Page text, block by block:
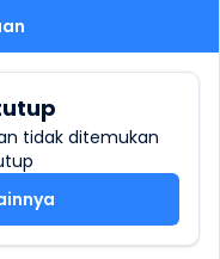
tidak ditemukan